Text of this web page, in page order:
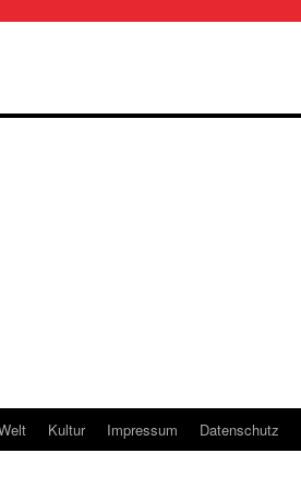
Kultur Impressum Datenschutz